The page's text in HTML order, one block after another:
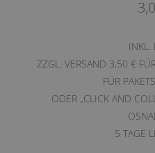
INKL.
ZZGL. VERSAND 3,50 €
FÜR
ODER „CLICK AND
5 TAGE